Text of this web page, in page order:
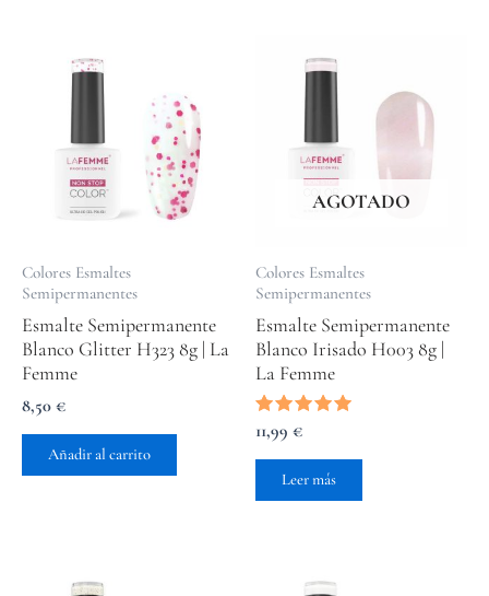
Colores Esmaltes
Semipermanentes
Esmalte Semipermanente
Blanco Glitter H323 8g | La
Femme
8,50 €
Añadir al carrito
AGOTADO
Colores Esmaltes
Semipermanentes
Esmalte Semipermanente
Blanco Irisado H003 8g |
La Femme
Valorado
con
5.00
de 5
11,99 €
Leer más